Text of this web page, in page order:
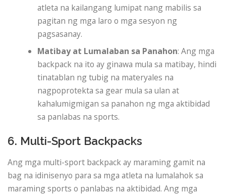
atleta na kailangang lumipat nang mabilis sa
pagitan ng mga laro o mga sesyon ng
pagsasanay.
Matibay at Lumalaban sa Panahon: Ang mga
backpack na ito ay ginawa mula sa matibay, hindi
tinatablan ng tubig na materyales na
nagpoprotekta sa gear mula sa ulan at
kahalumigmigan sa panahon ng mga aktibidad
sa panlabas na sports.
6. Multi-Sport Backpacks
Ang mga multi-sport backpack ay maraming gamit na
bag na idinisenyo para sa mga atleta na lumalahok sa
maraming sports o panlabas na aktibidad. Ang mga